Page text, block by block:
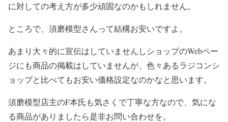
に対しての考え方が多少頑固なのかもしれません。
ところで、須磨模型さんって結構お安いですよ。
あまり大々的に宣伝はしていませんしショップのWebペー
ジにも商品の掲載はしていませんが、色々あるラジコンシ
ョップと比べてもお安い価格設定なのかなと思います。
須磨模型店主のF本氏も気さくで丁寧な方なので、気にな
る商品がありましたら是非お問い合わせを。